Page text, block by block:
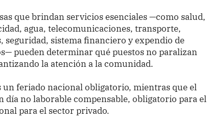
que brindan servicios esenciales —como salud,
agua, telecomunicaciones, transporte,
seguridad, sistema financiero y expendio de
pueden determinar qué puestos no paralizan
la atención a la comunidad.
un feriado nacional obligatorio, mientras que el
día no laborable compensable, obligatorio para el
para el sector privado.